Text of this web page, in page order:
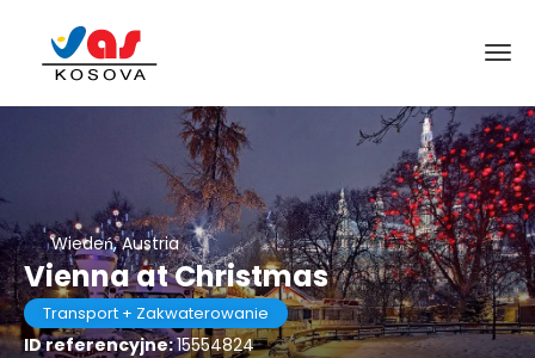
Wiedeń, Austria
Vienna at Christmas
Transport + Zakwaterowanie
ID referencyjne:15554824